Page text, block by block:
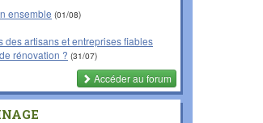
ensemble (01/08)
des artisans et entreprises fiables
rénovation ? (31/07)
Accéder au forum